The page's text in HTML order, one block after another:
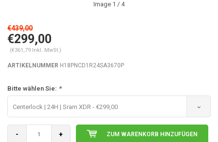
Image 1 / 4
€439,00
€299,00
(€361,79 Inkl. MwSt.)
ARTIKELNUMMER H18PNCD1R24SA3670P
Bitte wählen Sie: *
Centerlock | 24H | Sram XDR - €299,00
- + ZUM WARENKORB HINZUFÜGEN